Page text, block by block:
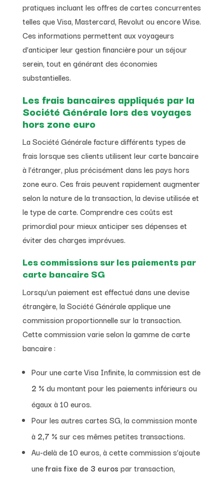
pratiques incluant les offres de cartes concurrentes
telles que Visa, Mastercard, Revolut ou encore Wise.
Ces informations permettent aux voyageurs
d’anticiper leur gestion financière pour un séjour
serein, tout en générant des économies
substantielles.
Les frais bancaires appliqués par la
Société Générale lors des voyages
hors zone euro
La Société Générale facture différents types de
frais lorsque ses clients utilisent leur carte bancaire
à l’étranger, plus précisément dans les pays hors
zone euro. Ces frais peuvent rapidement augmenter
selon la nature de la transaction, la devise utilisée et
le type de carte. Comprendre ces coûts est
primordial pour mieux anticiper ses dépenses et
éviter des charges imprévues.
Les commissions sur les paiements par
carte bancaire SG
Lorsqu’un paiement est effectué dans une devise
étrangère, la Société Générale applique une
commission proportionnelle sur la transaction.
Cette commission varie selon la gamme de carte
bancaire :
Pour une carte Visa Infinite, la commission est de
2 % du montant pour les paiements inférieurs ou
égaux à 10 euros.
Pour les autres cartes SG, la commission monte
à 2,7 % sur ces mêmes petites transactions.
Au-delà de 10 euros, à cette commission s’ajoute
unefrais fixe de 3 euros par transaction,